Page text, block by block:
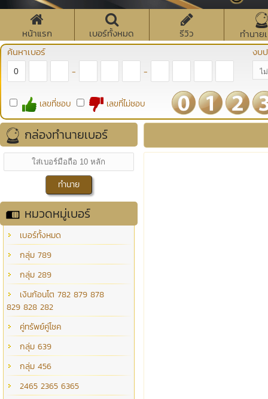
หน้าแรก เบอร์ทั้งหมด รีวิว
ทำนาย
ค้นหาเบอร์
- -
งบ
เลขที่ชอบ เลขที่ไม่ชอบ
กล่องทำนายเบอร์
หมวดหมู่เบอร์
เบอร์ทั้งหมด
กลุ่ม 789
กลุ่ม 289
เงินก้อนโต 782 879 878
829 828 282
คู่ทรัพย์คู่โชค
กลุ่ม 639
กลุ่ม 456
2465 2365 6365